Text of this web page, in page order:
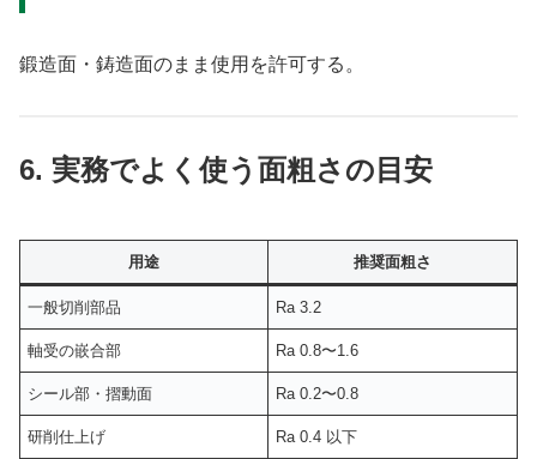
鍛造面・鋳造面のまま使用を許可する。
6. 実務でよく使う面粗さの目安
用途 推奨面粗さ
一般切削部品 Ra 3.2
軸受の嵌合部 Ra 0.8〜1.6
シール部・摺動面 Ra 0.2〜0.8
研削仕上げ Ra 0.4 以下